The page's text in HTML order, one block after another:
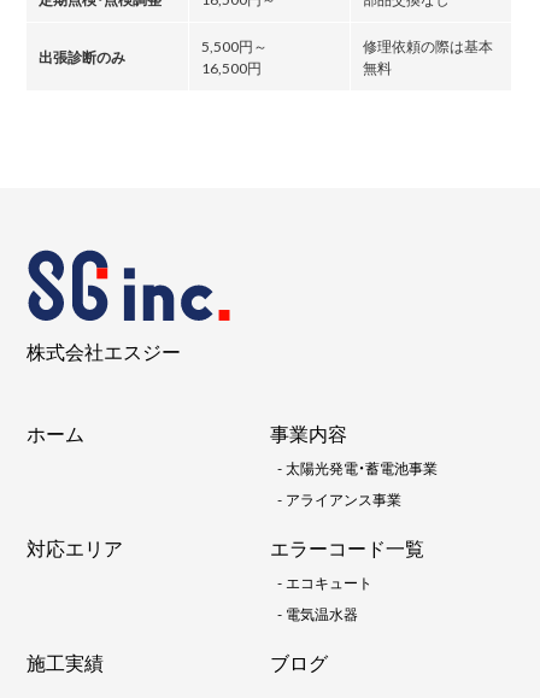
出張診断のみ
5,500円～
16,500円
修理依頼の際は基本
無料
株式会社エスジー
ホーム 事業内容
-太陽光発電・蓄電池事業
- アライアンス事業
対応エリア エラーコード一覧
-エコキュート
- 電気温水器
施工実績
ブログ